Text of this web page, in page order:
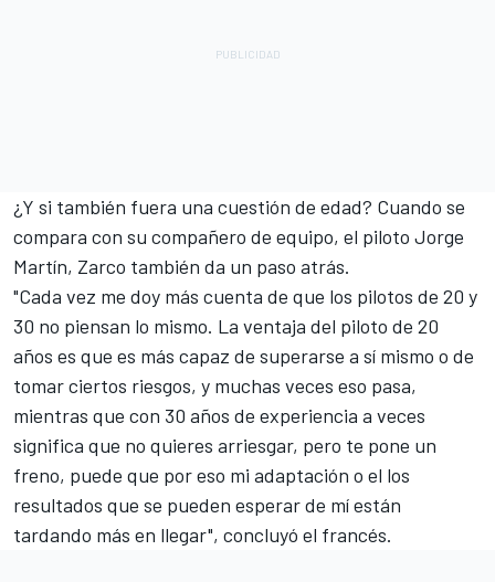
¿Y si también fuera una cuestión de edad? Cuando se
compara con su compañero de equipo, el piloto Jorge
Martín, Zarco también da un paso atrás.
"Cada vez me doy más cuenta de que los pilotos de 20 y
30 no piensan lo mismo. La ventaja del piloto de 20
años es que es más capaz de superarse a sí mismo o de
tomar ciertos riesgos, y muchas veces eso pasa,
mientras que con 30 años de experiencia a veces
significa que no quieres arriesgar, pero te pone un
freno, puede que por eso mi adaptación o el los
resultados que se pueden esperar de mí están
tardando más en llegar", concluyó el francés.